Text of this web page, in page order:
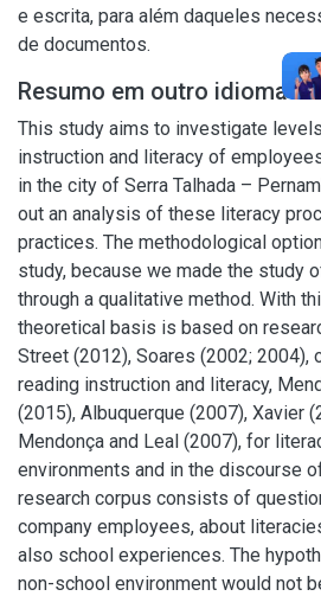
e escrita, para além daqueles
de documentos.
Resumo em outro idioma
This study aims to investigate
instruction and literacy of
in the city of Serra Talhada –
out an analysis of these literacy
practices. The methodological
study, because we made the study
through a qualitative method. With
theoretical basis is based on
Street (2012), Soares (2002; 2004),
reading instruction and literacy,
(2015), Albuquerque (2007), Xavier
Mendonça and Leal (2007), for
environments and in the discourse
research corpus consists of
company employees, about
also school experiences. The
non-school environment would not